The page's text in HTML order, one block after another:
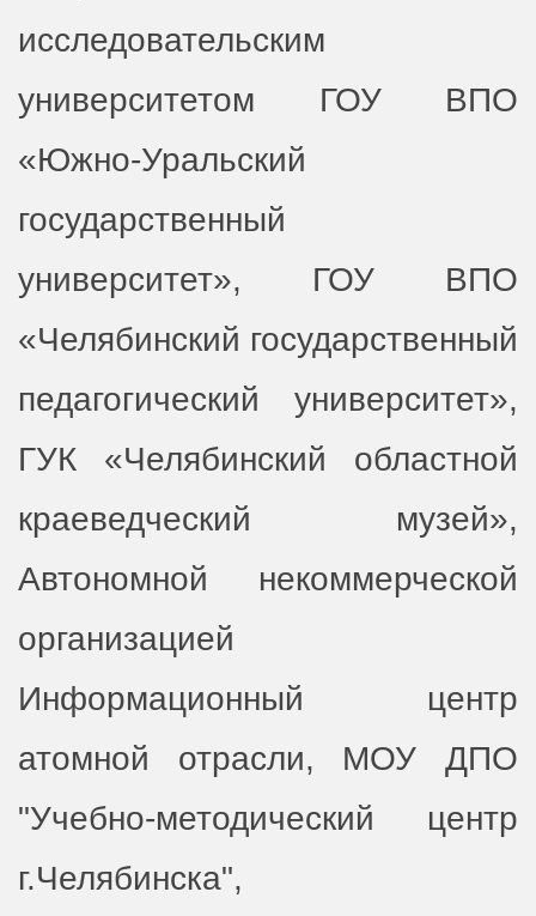
исследовательским
университетом ГОУ ВПО
«Южно-Уральский
государственный
университет», ГОУ ВПО
«Челябинский государственный
педагогический университет»,
ГУК «Челябинский областной
краеведческий музей»,
Автономной некоммерческой
организацией
Информационный центр
атомной отрасли, МОУ ДПО
"Учебно-методический центр
г.Челябинска",